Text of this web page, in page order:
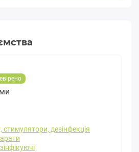
стимулятори, дезінфекція